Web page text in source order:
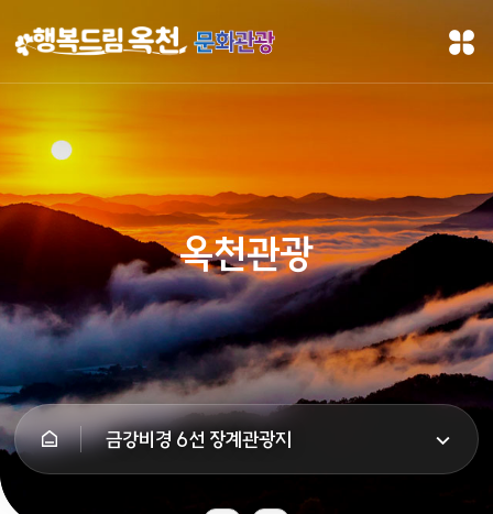
문화관광
옥천관광
금강비경 6선 장계관광지